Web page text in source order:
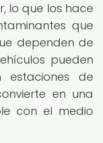
lo que los hace
que
dependen de
pueden
de
en una
con el medio